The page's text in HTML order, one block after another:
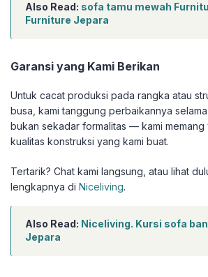
Also Read: sofa tamu mewah
Furniture Jepara
Garansi yang Kami Berikan
Untuk cacat produksi pada rangka atau
busa, kami tanggung perbaikannya
bukan sekadar formalitas — kami memang
kualitas konstruksi yang kami buat.
Tertarik? Chat kami langsung, atau lihat
lengkapnya di Niceliving.
Also Read: Niceliving. Kursi sofa
Jepara